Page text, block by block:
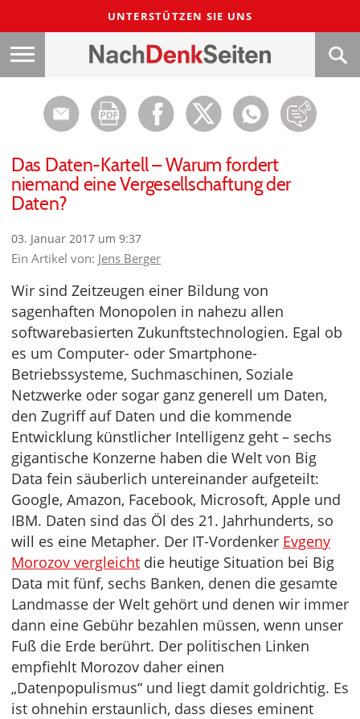
UNTERSTÜTZEN SIE UNS
Das Daten-Kartell – Warum fordert
niemand eine Vergesellschaftung der
Daten?
03. Januar 2017 um 9:37
Ein Artikel von: Jens Berger
Wir sind Zeitzeugen einer Bildung von
sagenhaften Monopolen in nahezu allen
softwarebasierten Zukunftstechnologien. Egal ob
es um Computer- oder Smartphone-
Betriebssysteme, Suchmaschinen, Soziale
Netzwerke oder sogar ganz generell um Daten,
den Zugriff auf Daten und die kommende
Entwicklung künstlicher Intelligenz geht – sechs
gigantische Konzerne haben die Welt von Big
Data fein säuberlich untereinander aufgeteilt:
Google, Amazon, Facebook, Microsoft, Apple und
IBM. Daten sind das Öl des 21. Jahrhunderts, so
will es eine Metapher. Der IT-Vordenker Evgeny
Morozov vergleicht die heutige Situation bei Big
Data mit fünf, sechs Banken, denen die gesamte
Landmasse der Welt gehört und denen wir immer
dann eine Gebühr bezahlen müssen, wenn unser
Fuß die Erde berührt. Der politischen Linken
empfiehlt Morozov daher einen
„Datenpopulismus“ und liegt damit goldrichtig. Es
ist ohnehin erstaunlich, dass dieses eminent